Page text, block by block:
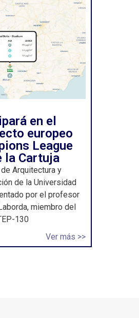
en el
europeo
League
la Cartuja
Arquitectura y
de la Universidad
por el profesor
miembro del
130
Ver más >>